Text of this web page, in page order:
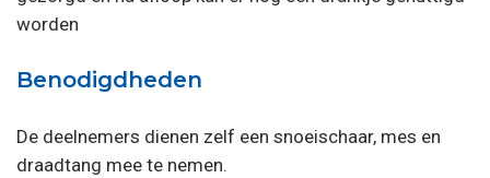
worden
Benodigdheden
De deelnemers dienen zelf een snoeischaar, mes en
draadtang mee te nemen.